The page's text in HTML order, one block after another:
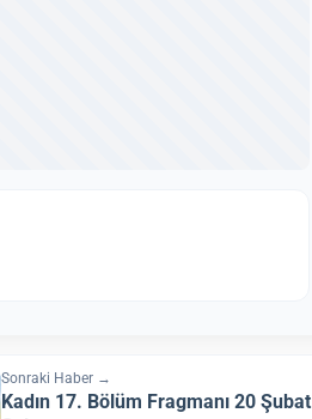
Sonraki Haber →
Kadın 17. Bölüm Fragmanı 20 Şubat